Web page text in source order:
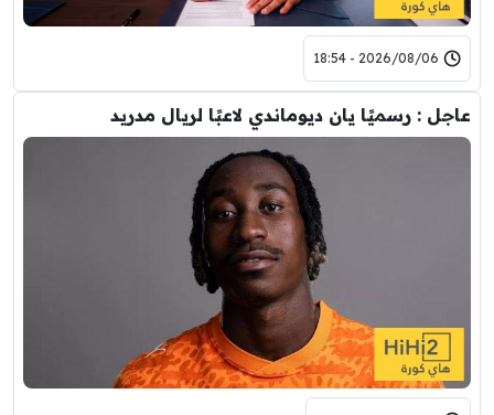
2026/08/06 - 18:54
عاجل : رسميًا يان ديوماندي لاعبًا لريال مدريد